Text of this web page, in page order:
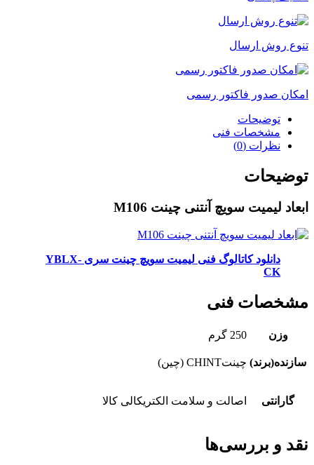
تنوع روش ارسال
امکان صدور فاکتور رسمی
توضیحات
مشخصات فنی
نظرات (0)
توضیحات
ابعاد لیمیت سویچ آنتنی چینت M106
دانلود کاتالوگ فنی لیمیت سویچ چینت سری YBLX-
CK
مشخصات فنی
وزن 250 گرم
سازنده(برند) چینتCHINT (چین)
گارانتی اصالت و سلامت الکتریکالی کالا
نقد و بررسی‌ها